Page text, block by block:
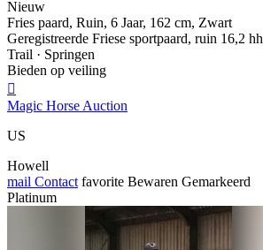
Nieuw
Fries paard, Ruin, 6 Jaar, 162 cm, Zwart
Geregistreerde Friese sportpaard, ruin 16,2 hh
Trail · Springen
Bieden op veiling

Magic Horse Auction
US
Howell
mail Contact favorite Bewaren Gemarkeerd
Platinum